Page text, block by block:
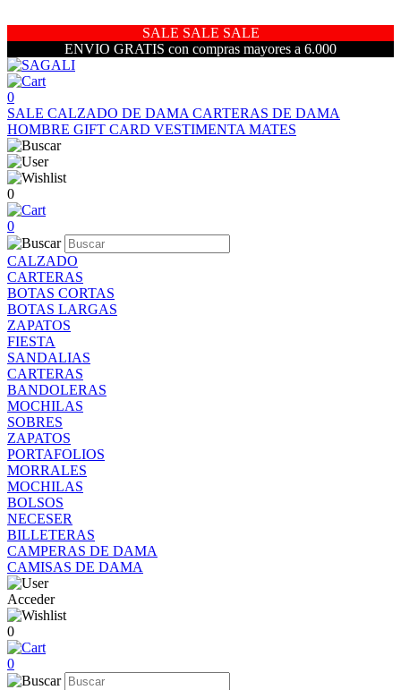
SALE SALE SALE
ENVIO GRATIS con compras mayores a 6.000
0
SALE CALZADO DE DAMA CARTERAS DE DAMA
HOMBRE GIFT CARD VESTIMENTA MATES
0
0
CALZADO
CARTERAS
BOTAS CORTAS
BOTAS LARGAS
ZAPATOS
FIESTA
SANDALIAS
CARTERAS
BANDOLERAS
MOCHILAS
SOBRES
ZAPATOS
PORTAFOLIOS
MORRALES
MOCHILAS
BOLSOS
NECESER
BILLETERAS
CAMPERAS DE DAMA
CAMISAS DE DAMA
Acceder
0
0